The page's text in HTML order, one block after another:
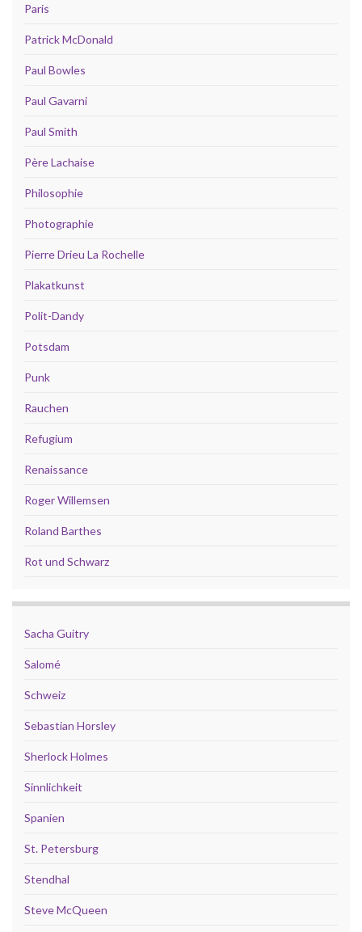
Paris
Patrick McDonald
Paul Bowles
Paul Gavarni
Paul Smith
Père Lachaise
Philosophie
Photographie
Pierre Drieu La Rochelle
Plakatkunst
Polit-Dandy
Potsdam
Punk
Rauchen
Refugium
Renaissance
Roger Willemsen
Roland Barthes
Rot und Schwarz
Sacha Guitry
Salomé
Schweiz
Sebastian Horsley
Sherlock Holmes
Sinnlichkeit
Spanien
St. Petersburg
Stendhal
Steve McQueen